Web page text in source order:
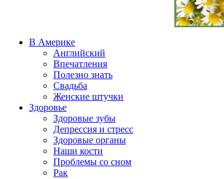
В Америке
Английский
Впечатления
Полезно знать
Свадьба
Женские штучки
Здоровье
Здоровые зубы
Депрессия и стресс
Здоровые органы
Наши кости
Проблемы со сном
Рак